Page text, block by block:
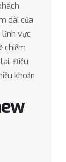
dài của
lĩnh vực
chiếm
Điều
khoản